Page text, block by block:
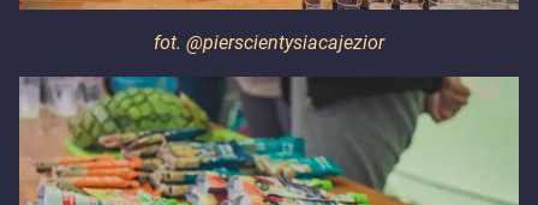
fot. @pierscientysiacajezior